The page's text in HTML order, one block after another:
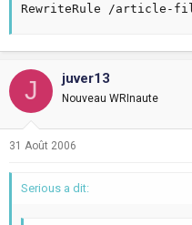
RewriteRule /article-
J juver13
Nouveau WRInaute
31 Août 2006
Serious a dit: